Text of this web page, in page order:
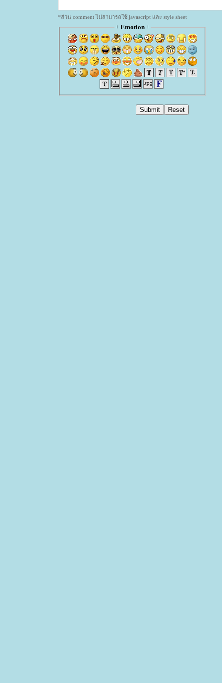
*ส่วน comment ไม่สามารถใช้ javascript และ style sheet
+ Emotion+